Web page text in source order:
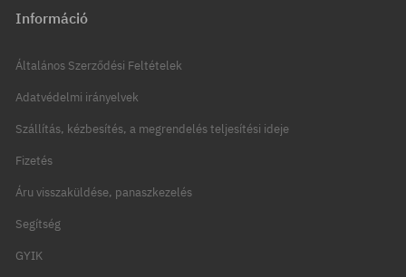
Információ
Általános Szerződési Feltételek
Adatvédelmi irányelvek
Szállítás, kézbesítés, a megrendelés teljesítési ideje
Fizetés
Áru visszaküldése, panaszkezelés
Segítség
GYIK